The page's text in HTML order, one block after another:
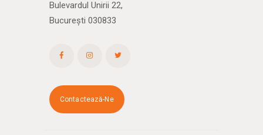
Bulevardul Unirii 22,
București 030833
Contactează-Ne